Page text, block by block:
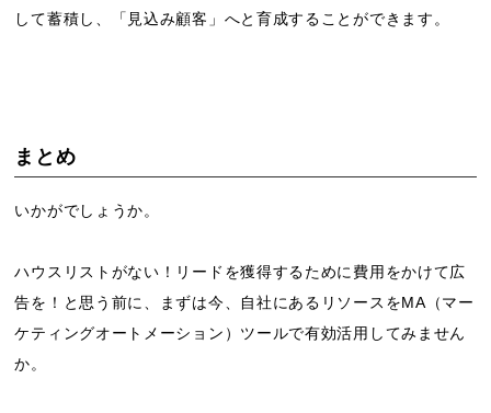
して蓄積し、「見込み顧客」へと育成することができます。
まとめ
いかがでしょうか。
ハウスリストがない！リードを獲得するために費用をかけて広
告を！と思う前に、まずは今、自社にあるリソースをMA（マー
ケティングオートメーション）ツールで有効活用してみません
か。